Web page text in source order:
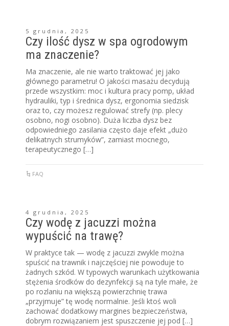
5 grudnia, 2025
Czy ilość dysz w spa ogrodowym
ma znaczenie?
Ma znaczenie, ale nie warto traktować jej jako
głównego parametru! O jakości masażu decydują
przede wszystkim: moc i kultura pracy pomp, układ
hydrauliki, typ i średnica dysz, ergonomia siedzisk
oraz to, czy możesz regulować strefy (np. plecy
osobno, nogi osobno). Duża liczba dysz bez
odpowiedniego zasilania często daje efekt „dużo
delikatnych strumyków”, zamiast mocnego,
terapeutycznego […]
FAQ
4 grudnia, 2025
Czy wodę z jacuzzi można
wypuścić na trawę?
W praktyce tak — wodę z jacuzzi zwykle można
spuścić na trawnik i najczęściej nie powoduje to
żadnych szkód. W typowych warunkach użytkowania
stężenia środków do dezynfekcji są na tyle małe, że
po rozlaniu na większą powierzchnię trawa
„przyjmuje” tę wodę normalnie. Jeśli ktoś woli
zachować dodatkowy margines bezpieczeństwa,
dobrym rozwiązaniem jest spuszczenie jej pod […]